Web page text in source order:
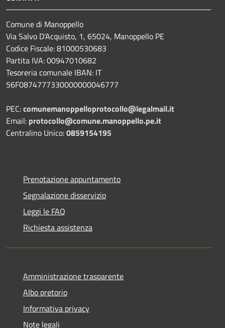
Comune di Manoppello
Via Salvo D'Acquisto, 1, 65024, Manoppello PE
Codice Fiscale: 81000530683
Partita IVA: 00947010682
Tesoreria comunale IBAN: IT
56F0874777330000000046777
PEC:comunemanoppelloprotocollo@legalmail.it
Email: protocollo@comune.manoppello.pe.it
Centralino Unico:0859154195
Prenotazione appuntamento
Segnalazione disservizio
Leggi le FAQ
Richiesta assistenza
Amministrazione trasparente
Albo pretorio
Informativa privacy
Note legali